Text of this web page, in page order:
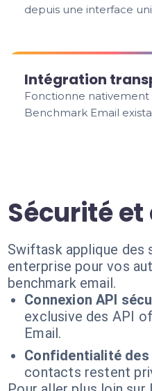
depuis une interface
Intégration
Fonctionne nativement
Benchmark Email
Sécurité
Swiftask applique des
enterprise pour vos
benchmark email.
Connexion API
exclusive des API
Email.
Confidentialité des
contacts restent